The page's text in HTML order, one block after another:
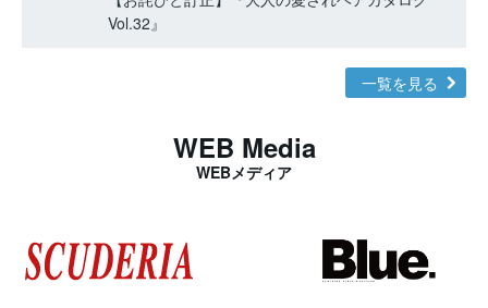
Vol.32』
一覧を見る
WEB Media
WEBメディア